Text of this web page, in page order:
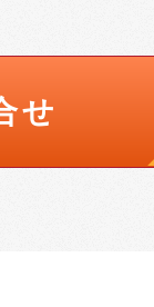
せ